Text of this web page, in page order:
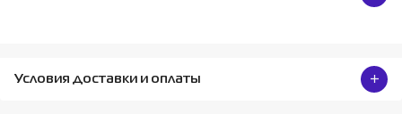
Условия доставки и оплаты